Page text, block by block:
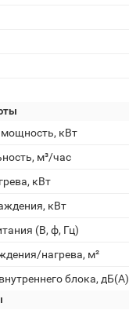
кВт
м³/час
кВт
кВт
(В, ф, Гц)
нагрева, м²
блока, дБ(А)